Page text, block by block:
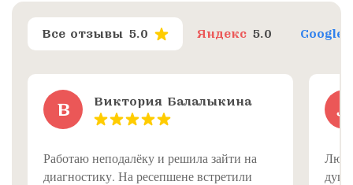
Все отзывы 5.0 Яндекс 5.0 Google
В Виктория Балалыкина
Работаю неподалёку и решила зайти на
диагностику. На ресепшене встретили
Л